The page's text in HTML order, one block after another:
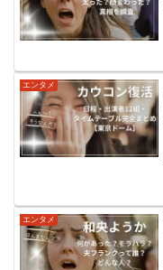
エンタメ
エンタメ